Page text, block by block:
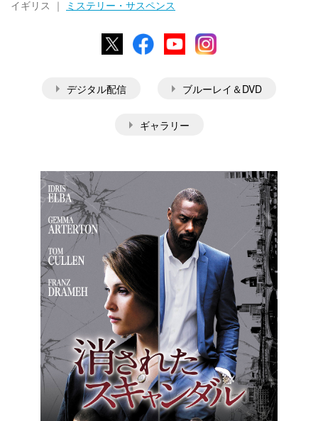
イギリス ｜ ミステリー・サスペンス
X FacebookYouTubeInstagram
デジタル配信 ブルーレイ＆DVD
ギャラリー